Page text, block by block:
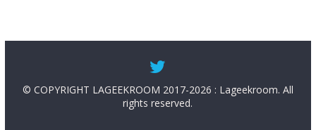
© COPYRIGHT LAGEEKROOM 2017-2026 : Lageekroom. All
rights reserved.